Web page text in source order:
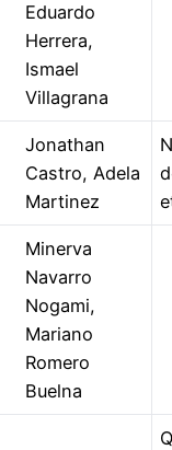
Eduardo
Herrera,
Ismael
Villagrana
Jonathan
Castro, Adela
Martinez
Minerva
Navarro
Nogami,
Mariano
Romero
Buelna